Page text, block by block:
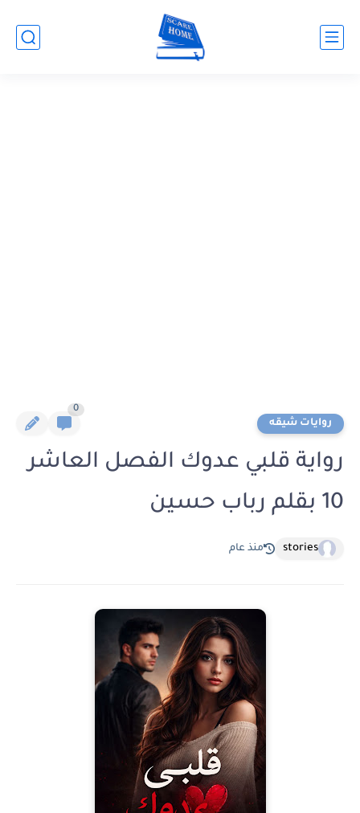
روايات شيقه
0
رواية قلبي عدوك الفصل العاشر
10 بقلم رباب حسين
stories منذ عام